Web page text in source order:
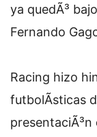
ya quedÃ³
Fernando
Racing hizo
futbolÃ­sticas